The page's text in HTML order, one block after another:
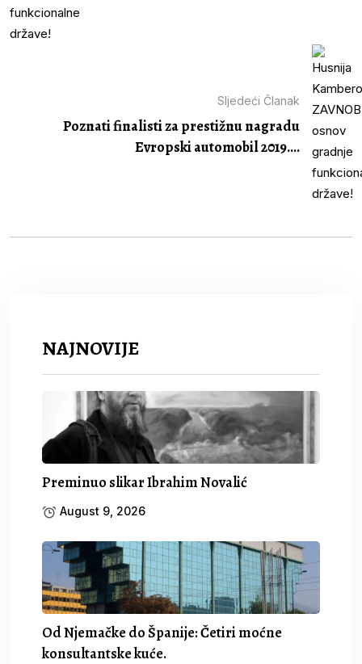
Sljedeći Članak
Poznati finalisti za prestižnu nagradu
Evropski automobil 2019....
NAJNOVIJE
Preminuo slikar Ibrahim Novalić
August 9, 2026
Od Njemačke do Španije: Četiri moćne
konsultantske kuće.